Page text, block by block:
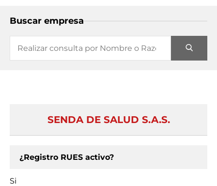
Buscar empresa
SENDA DE SALUD S.A.S.
¿Registro RUES activo?
Si